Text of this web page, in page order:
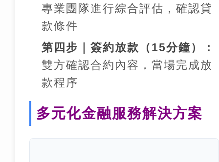
專業團隊進行綜合評估，確認貸
款條件
第四步｜簽約放款（15分鐘）：
雙方確認合約內容，當場完成放
款程序
多元化金融服務解決方案